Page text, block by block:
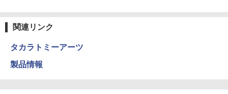
関連リンク
タカラトミーアーツ
製品情報